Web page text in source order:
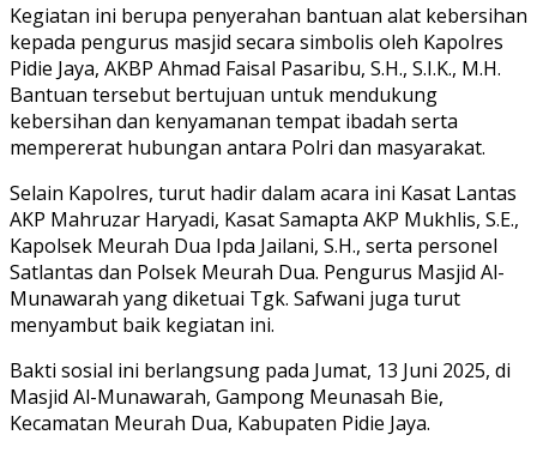
Kegiatan ini berupa penyerahan bantuan alat kebersihan
kepada pengurus masjid secara simbolis oleh Kapolres
Pidie Jaya, AKBP Ahmad Faisal Pasaribu, S.H., S.I.K., M.H.
Bantuan tersebut bertujuan untuk mendukung
kebersihan dan kenyamanan tempat ibadah serta
mempererat hubungan antara Polri dan masyarakat.
Selain Kapolres, turut hadir dalam acara ini Kasat Lantas
AKP Mahruzar Haryadi, Kasat Samapta AKP Mukhlis, S.E.,
Kapolsek Meurah Dua Ipda Jailani, S.H., serta personel
Satlantas dan Polsek Meurah Dua. Pengurus Masjid Al-
Munawarah yang diketuai Tgk. Safwani juga turut
menyambut baik kegiatan ini.
Bakti sosial ini berlangsung pada Jumat, 13 Juni 2025, di
Masjid Al-Munawarah, Gampong Meunasah Bie,
Kecamatan Meurah Dua, Kabupaten Pidie Jaya.